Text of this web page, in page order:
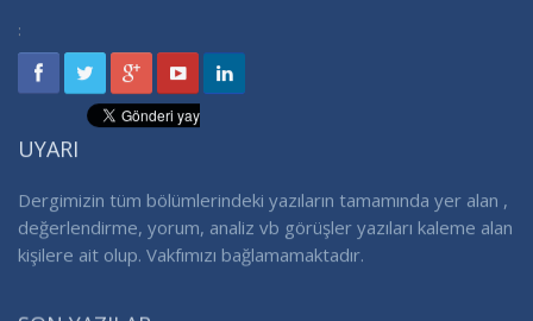
:
UYARI
Dergimizin tüm bölümlerindeki yazıların tamamında yer alan ,
değerlendirme, yorum, analiz vb görüşler yazıları kaleme alan
kişilere ait olup. Vakfımızı bağlamamaktadır.